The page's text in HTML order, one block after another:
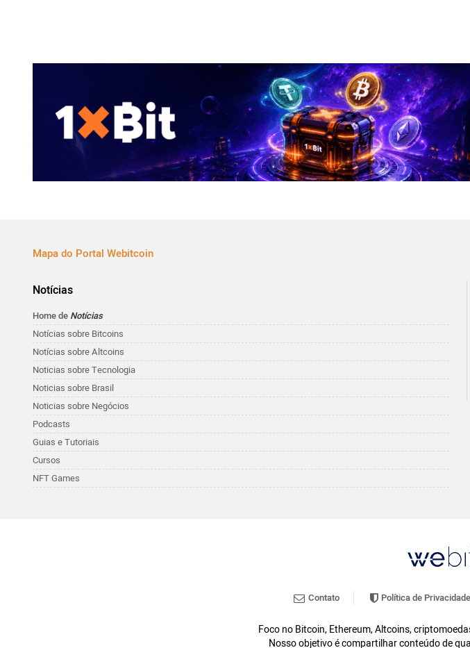
Mapa do Portal Webitcoin
Notícias
Home de Notícias
Notícias sobre Bitcoins
Notícias sobre Altcoins
Noticias sobre Tecnologia
Noticias sobre Brasil
Noticias sobre Negócios
Podcasts
Guias e Tutoriais
Cursos
NFT Games
Contato Política de Privacidade
Foco no Bitcoin, Ethereum, Altcoins,
Nosso objetivo é compartilhar conteúdo de